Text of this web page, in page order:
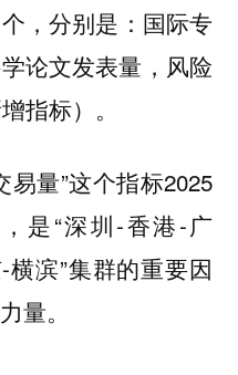
，分别是： 国际专
论文发表量，风险
指标）。
量”这个指标2025
是“深圳-香港-广
横滨”集群的重要因
量。